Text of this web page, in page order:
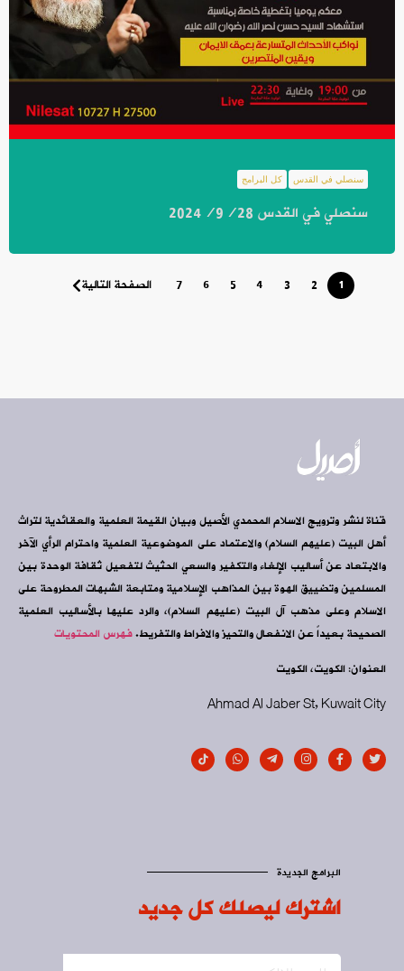
سنصلي في القدس كل البرامج
سنصلي في القدس 2024/9/28
1
2
3
4
5
6
7 الصفحة التالية
قناة لنشر وترويج الاسلام المحمدي الأصيل وبيان القيمة العلمية والعقائدية لتراث
أهل البيت (عليهم السلام) والاعتماد على الموضوعية العلمية واحترام الرأي الآخر
والابتعاد عن أساليب الإلغاء والتكفير والسعي الحثيث لتفعيل ثقافة الوحدة بين
المسلمين وتضييق الهوة بين المذاهب الإسلامية ومتابعة الشبهات المطروحة على
الاسلام وعلى مذهب آل البيت (عليهم السلام)، والرد عليها بالأساليب العلمية
الصحيحة بعيداً عن الانفعال والتحيز والافراط والتفريط.فهرس المحتويات
العنوان: الكويت، الكويت
Ahmad Al Jaber St, Kuwait City
البرامج الجديدة
اشترك ليصلك كل جديد